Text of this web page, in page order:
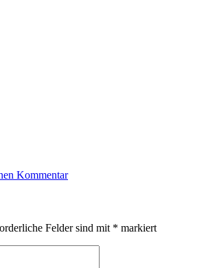
Kommentar
Felder sind mit * markiert